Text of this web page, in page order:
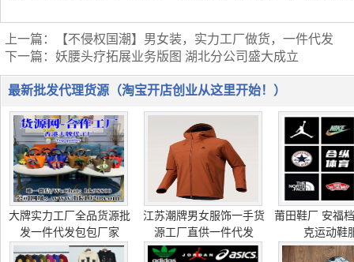
上一篇：
【不侵权国潮】男女装，实力工厂做货，一件代发
下一篇： 妖腰头疗拓展业务版图 湖北分公司盛大成立
最新批发代理货源（淘宝开店创业从这里开始！）
大牌实力工厂全品货源批
发一件代发包包厂家
江苏潮牌男女服饰一手货
源工厂直供一件代发
莆田鞋厂 安福
克运动鞋